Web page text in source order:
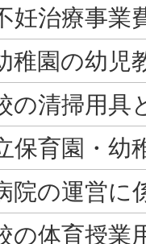
妊治療事業
稚園の幼児
の清掃用具
保育園・
院の運営に
の体育授業